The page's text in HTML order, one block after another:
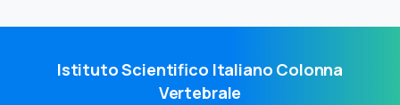
Istituto Scientifico Italiano Colonna
Vertebrale